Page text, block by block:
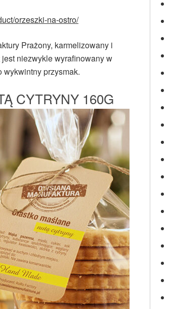
orzeszki-na-ostro/
Prażony, karmelizowany i
niezwykle wyrafinowany w
wykwintny przysmak.
CYTRYNY 160G